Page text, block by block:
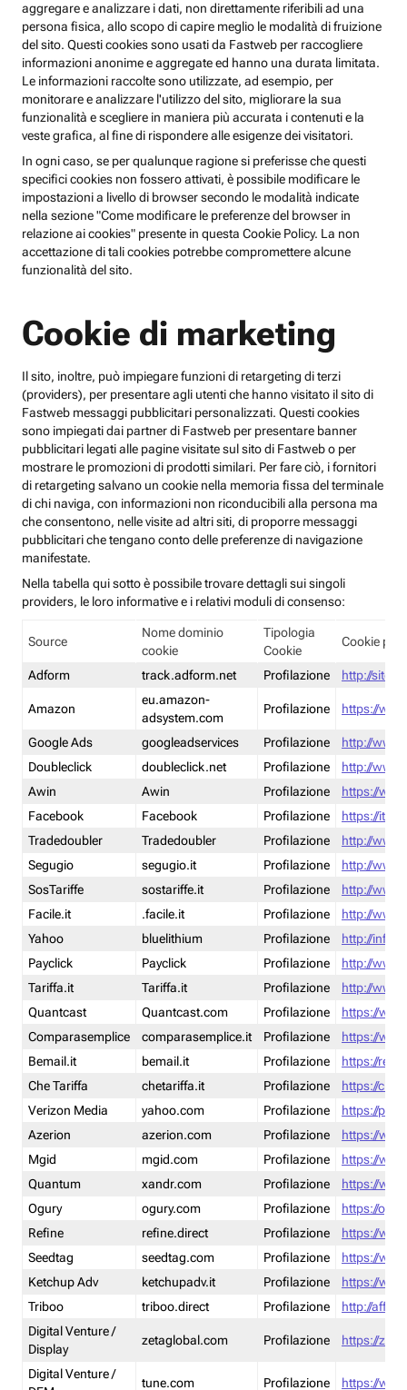
aggregare e analizzare i dati, non direttamente riferibili ad una
persona fisica, allo scopo di capire meglio le modalità di fruizione
del sito. Questi cookies sono usati da Fastweb per raccogliere
informazioni anonime e aggregate ed hanno una durata limitata.
Le informazioni raccolte sono utilizzate, ad esempio, per
monitorare e analizzare l'utilizzo del sito, migliorare la sua
funzionalità e scegliere in maniera più accurata i contenuti e la
veste grafica, al fine di rispondere alle esigenze dei visitatori.
In ogni caso, se per qualunque ragione si preferisse che questi
specifici cookies non fossero attivati, è possibile modificare le
impostazioni a livello di browser secondo le modalità indicate
nella sezione "Come modificare le preferenze del browser in
relazione ai cookies" presente in questa Cookie Policy. La non
accettazione di tali cookies potrebbe compromettere alcune
funzionalità del sito.
Cookie di marketing
Il sito, inoltre, può impiegare funzioni di retargeting di terzi
(providers), per presentare agli utenti che hanno visitato il sito di
Fastweb messaggi pubblicitari personalizzati. Questi cookies
sono impiegati dai partner di Fastweb per presentare banner
pubblicitari legati alle pagine visitate sul sito di Fastweb o per
mostrare le promozioni di prodotti similari. Per fare ciò, i fornitori
di retargeting salvano un cookie nella memoria fissa del terminale
di chi naviga, con informazioni non riconducibili alla persona ma
che consentono, nelle visite ad altri siti, di proporre messaggi
pubblicitari che tengano conto delle preferenze di navigazione
manifestate.
Nella tabella qui sotto è possibile trovare dettagli sui singoli
providers, le loro informative e i relativi moduli di consenso:
Source
Nome dominio
cookie
Tipologia
Cookie
Cookie
Adform track.adform.net Profilazione http://
Amazon
eu.amazon-
adsystem.com
Profilazione https://
Google Ads googleadservices Profilazione
http://
Doubleclick
doubleclick.net Profilazione
http://
Awin
Awin Profilazione
https://
Facebook
Facebook Profilazione
https://it-
Tradedoubler
Tradedoubler Profilazione
http://
Segugio
segugio.it Profilazione
http://
SosTariffe
sostariffe.it Profilazione
http://
Facile.it
.facile.it Profilazione
http://
Yahoo
bluelithium Profilazione
http://
Payclick
Payclick Profilazione
http://
Tariffa.it
Tariffa.it Profilazione
http://
Quantcast
Quantcast.com Profilazione
https://
Comparasemplice
comparasemplice.it Profilazione
https://
Bemail.it
bemail.it Profilazione
https://
Che Tariffa
chetariffa.it Profilazione
https://
Verizon Media
yahoo.com Profilazione
https://
Azerion
azerion.com Profilazione
https://
Mgid
mgid.com Profilazione
https://
Quantum
xandr.com Profilazione
https://
Ogury
ogury.com Profilazione
https://
Refine
refine.direct Profilazione
https://
Seedtag
seedtag.com Profilazione
https://
Ketchup Adv
ketchupadv.it Profilazione
https://
Triboo
triboo.direct Profilazione
http://
Digital Venture /
Display
zetaglobal.com Profilazione https://
Digital Venture /
tune.com Profilazione https://